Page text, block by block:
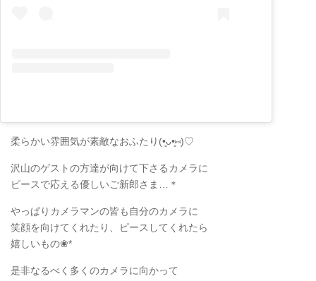
柔らかい雰囲気が素敵なおふたり(•͈ᴗ•͈⑅)♡
沢山のゲストの方達が向けて下さるカメラに
ピースで応える優しいご新郎さま…＊
やっぱりカメラマンの皆も自分のカメラに
笑顔を向けてくれたり、ピースしてくれたら
嬉しいもの❀*
是非なるべく多くのカメラに向かって